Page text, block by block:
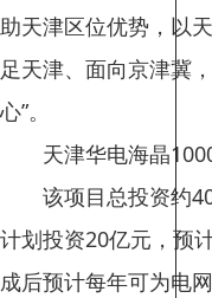
助天津区位优势，以
足天津、面向京津冀
心”。
天津华电海晶
该项目总投资约40
计划投资20亿元，预
成后预计每年可为电